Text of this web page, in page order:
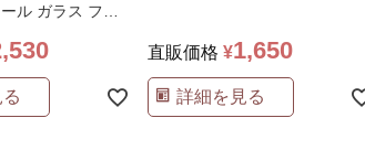
ル ガラス フラ
直販価格 ¥1,650
詳細を見る